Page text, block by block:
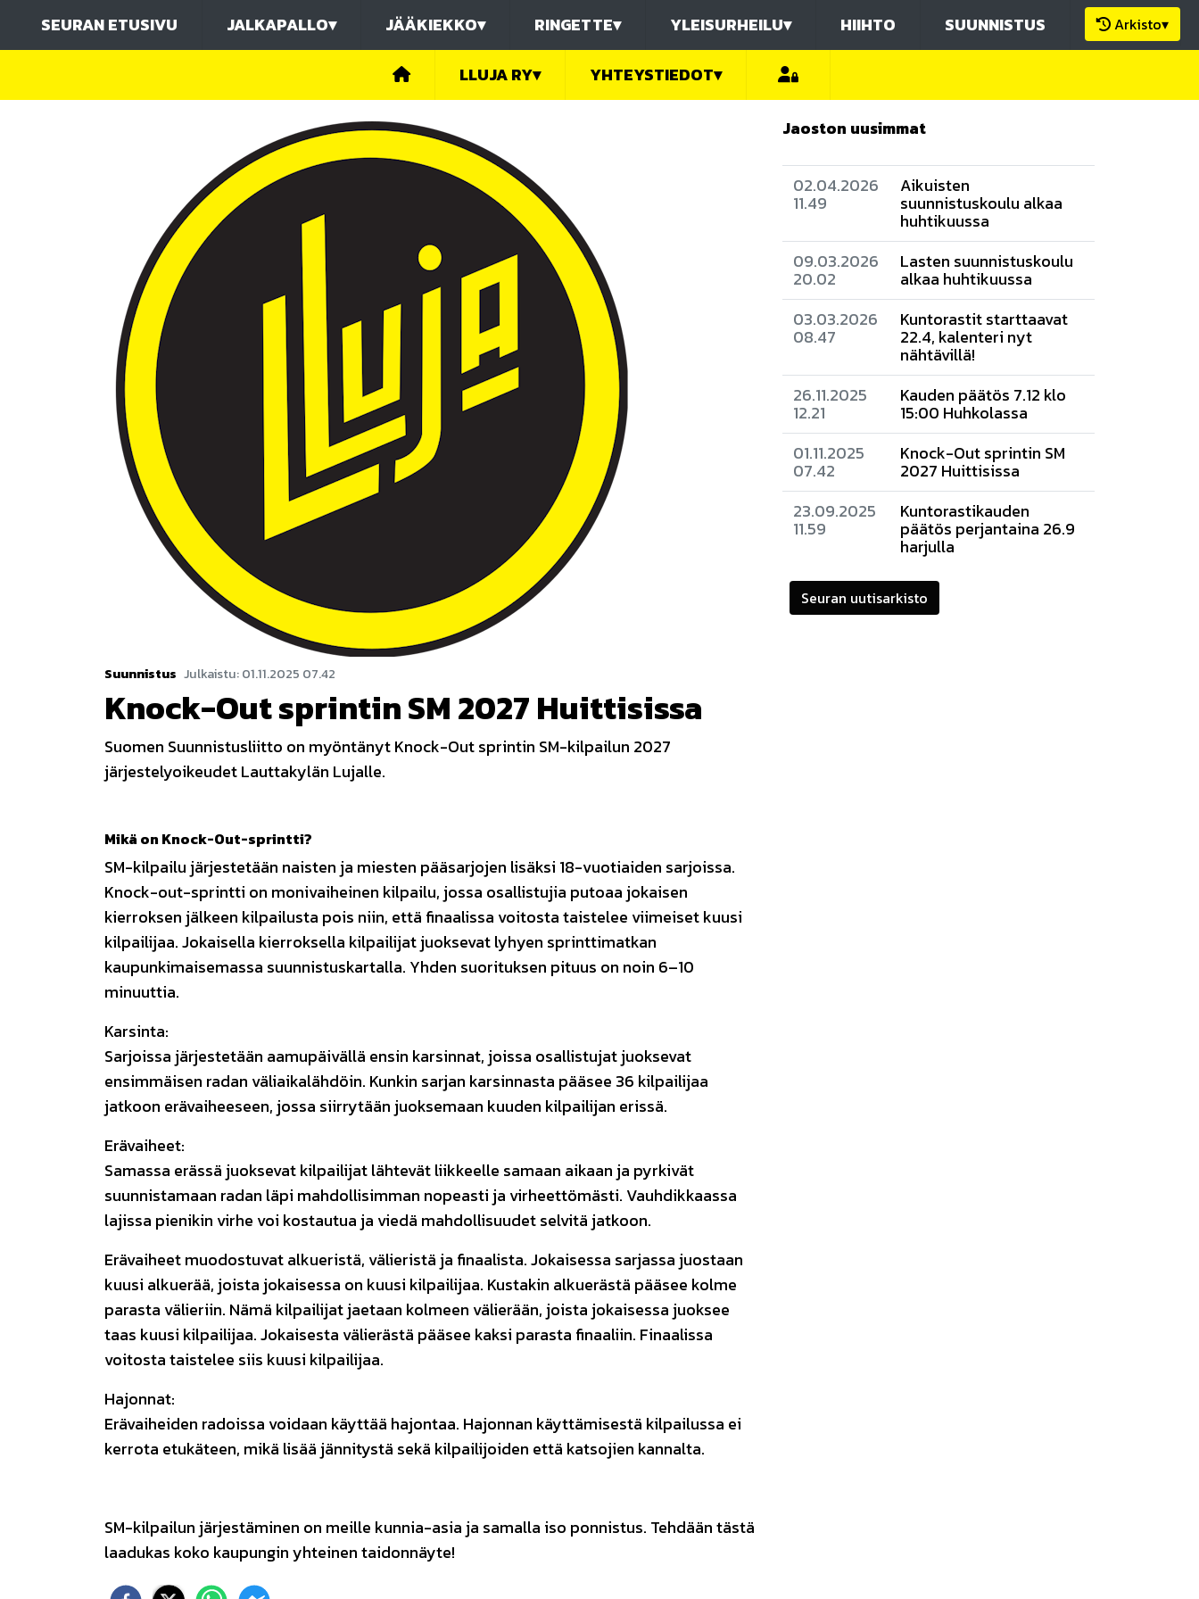
SEURAN ETUSIVU JALKAPALLO▾ JÄÄKIEKKO▾ RINGETTE▾ YLEISURHEILU▾ HIIHTO SUUNNISTUS Arkisto▾
LLUJA RY▾ YHTEYSTIEDOT▾
Suunnistus Julkaistu:01.11.2025 07.42
Knock-Out sprintin SM 2027 Huittisissa
Suomen Suunnistusliitto on myöntänyt Knock-Out sprintin SM-kilpailun 2027
järjestelyoikeudet Lauttakylän Lujalle.
Mikä on Knock-Out-sprintti?
SM-kilpailu järjestetään naisten ja miesten pääsarjojen lisäksi 18-vuotiaiden sarjoissa.
Knock-out-sprintti on monivaiheinen kilpailu, jossa osallistujia putoaa jokaisen
kierroksen jälkeen kilpailusta pois niin, että finaalissa voitosta taistelee viimeiset kuusi
kilpailijaa. Jokaisella kierroksella kilpailijat juoksevat lyhyen sprinttimatkan
kaupunkimaisemassa suunnistuskartalla. Yhden suorituksen pituus on noin 6–10
minuuttia.
Karsinta:
Sarjoissa järjestetään aamupäivällä ensin karsinnat, joissa osallistujat juoksevat
ensimmäisen radan väliaikalähdöin. Kunkin sarjan karsinnasta pääsee 36 kilpailijaa
jatkoon erävaiheeseen, jossa siirrytään juoksemaan kuuden kilpailijan erissä.
Erävaiheet:
Samassa erässä juoksevat kilpailijat lähtevät liikkeelle samaan aikaan ja pyrkivät
suunnistamaan radan läpi mahdollisimman nopeasti ja virheettömästi. Vauhdikkaassa
lajissa pienikin virhe voi kostautua ja viedä mahdollisuudet selvitä jatkoon.
Erävaiheet muodostuvat alkueristä, välieristä ja finaalista. Jokaisessa sarjassa juostaan
kuusi alkuerää, joista jokaisessa on kuusi kilpailijaa. Kustakin alkuerästä pääsee kolme
parasta välieriin. Nämä kilpailijat jaetaan kolmeen välierään, joista jokaisessa juoksee
taas kuusi kilpailijaa. Jokaisesta välierästä pääsee kaksi parasta finaaliin. Finaalissa
voitosta taistelee siis kuusi kilpailijaa.
Hajonnat:
Erävaiheiden radoissa voidaan käyttää hajontaa. Hajonnan käyttämisestä kilpailussa ei
kerrota etukäteen, mikä lisää jännitystä sekä kilpailijoiden että katsojien kannalta.
SM-kilpailun järjestäminen on meille kunnia-asia ja samalla iso ponnistus. Tehdään tästä
laadukas koko kaupungin yhteinen taidonnäyte!
Jaoston uusimmat
02.04.2026
11.49
Aikuisten
suunnistuskoulu alkaa
huhtikuussa
09.03.2026
20.02
Lasten suunnistuskoulu
alkaa huhtikuussa
03.03.2026
08.47
Kuntorastit starttaavat
22.4, kalenteri nyt
nähtävillä!
26.11.2025
12.21
Kauden päätös 7.12 klo
15:00 Huhkolassa
01.11.2025
07.42
Knock-Out sprintin SM
2027 Huittisissa
23.09.2025
11.59
Kuntorastikauden
päätös perjantaina 26.9
harjulla
Seuran uutisarkisto